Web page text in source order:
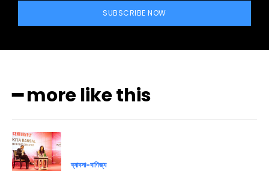
SUBSCRIBE NOW
━ more like this
ব্যাবসা-বাণিজ্য